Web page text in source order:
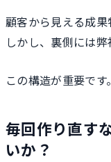
顧客から見える成果
しかし、裏側には
この構造が重要です。
毎回作り直す
いか？